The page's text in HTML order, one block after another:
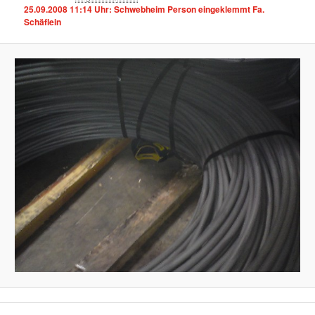
25.09.2008 11:14 Uhr: Schwebheim Person eingeklemmt Fa.
Schäflein